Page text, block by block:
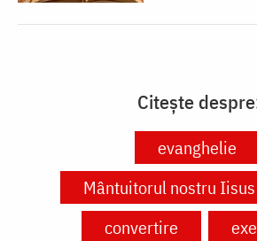
Citește
evanghelie
Mântuitorul nostru
convertire